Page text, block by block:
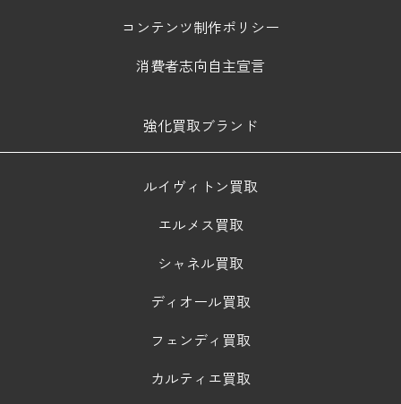
コンテンツ制作ポリシー
消費者志向自主宣言
強化買取ブランド
ルイヴィトン買取
エルメス買取
シャネル買取
ディオール買取
フェンディ買取
カルティエ買取